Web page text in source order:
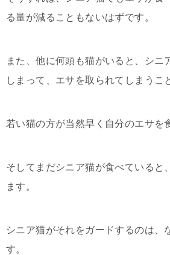
る量が減ることもないはずです。
また、他に何頭も猫がいると、シニ
しまって、エサを取られてしまうこ
若い猫の方が当然早く自分のエサを
そしてまだシニア猫が食べていると
ます。
シニア猫がそれをガードするのは、
す。